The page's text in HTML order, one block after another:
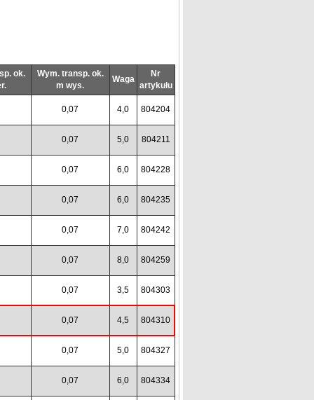
ok.
Wym. transp. ok.
m wys.
Waga
Nr
artykułu
0,07 4,0 804204
0,07 5,0 804211
0,07 6,0 804228
0,07 6,0 804235
0,07 7,0 804242
0,07 8,0 804259
0,07 3,5 804303
0,07 4,5 804310
0,07 5,0 804327
0,07 6,0 804334